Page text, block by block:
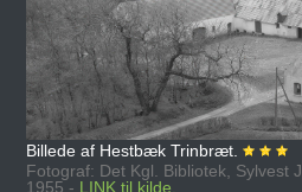
Billede af Hestbæk Trinbræt.
Fotograf: Det Kgl. Bibliotek, Sylvest
1955 - LINK til kilde.